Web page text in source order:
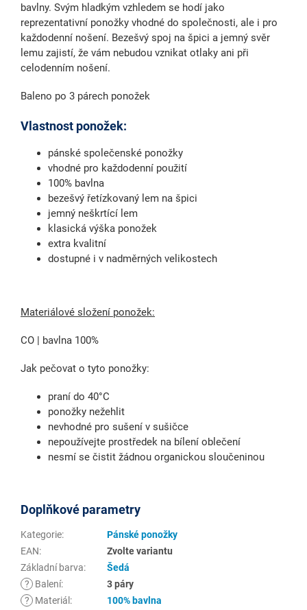
bavlny. Svým hladkým vzhledem se hodí jako
reprezentativní ponožky vhodné do společnosti, ale i pro
každodenní nošení. Bezešvý spoj na špici a jemný svěr
lemu zajistí, že vám nebudou vznikat otlaky ani při
celodenním nošení.
Baleno po 3 párech ponožek
Vlastnost ponožek:
pánské společenské ponožky
vhodné pro každodenní použití
100% bavlna
bezešvý řetízkovaný lem na špici
jemný neškrtící lem
klasická výška ponožek
extra kvalitní
dostupné i v nadměrných velikostech
Materiálové složení ponožek:
CO | bavlna 100%
Jak pečovat o tyto ponožky:
praní do 40°C
ponožky nežehlit
nevhodné pro sušení v sušičce
nepoužívejte prostředek na bílení oblečení
nesmí se čistit žádnou organickou sloučeninou
Doplňkové parametry
Kategorie:
Pánské ponožky
EAN:
Zvolte variantu
Základní barva:
Šedá
?
Balení:
3 páry
?
Materiál :
100% bavlna